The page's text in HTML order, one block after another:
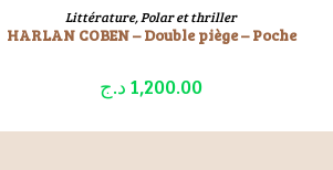
LIRE LA SUITE
Littérature,Polar et thriller
HARLAN COBEN – Double piège – Poche
1,200.00 د.ج